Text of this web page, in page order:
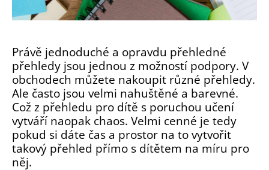
Právě jednoduché a opravdu přehledné
přehledy jsou jednou z možností podpory. V
obchodech můžete nakoupit různé přehledy.
Ale často jsou velmi nahuštěné a barevné.
Což z přehledu pro dítě s poruchou učení
vytváří naopak chaos. Velmi cenné je tedy
pokud si dáte čas a prostor na to vytvořit
takový přehled přímo s dítětem na míru pro
něj.